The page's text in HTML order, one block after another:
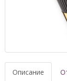
Описание